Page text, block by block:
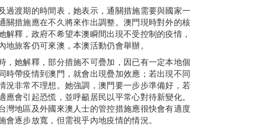
過渡期的時間表，她表示，通關措施需要與國家一
關措施應在不久將來作出調整。澳門現時對外的核
釋，政府不希望本澳瞬間出現不受控制的疫情，
旅客仍可來澳，本澳活動仍會舉辦。
，她解釋，部分措施不可疊加，因已有一定本地個
時帶疫情到澳門，就會出現疊加效應；若出現不同
況非常不理想。她強調，澳門要一步步準備好，若
會引起恐慌，並呼籲居民以平常心對待新變化。
灣地區及外國來澳人士的管控措施應很快會有適度
逐步放寬，但需視乎內地疫情的情況。